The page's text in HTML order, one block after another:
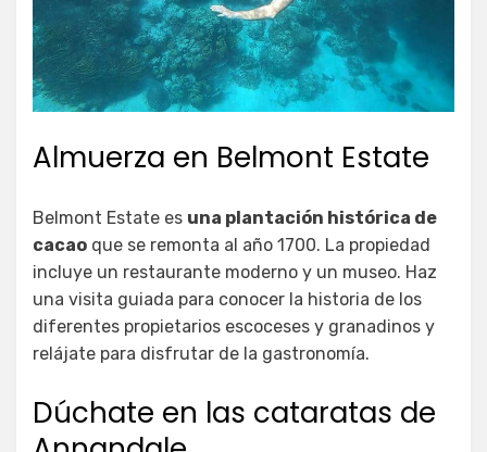
Almuerza en Belmont Estate
Belmont Estate es una plantación histórica de
cacao que se remonta al año 1700. La propiedad
incluye un restaurante moderno y un museo. Haz
una visita guiada para conocer la historia de los
diferentes propietarios escoceses y granadinos y
relájate para disfrutar de la gastronomía.
Dúchate en las cataratas de